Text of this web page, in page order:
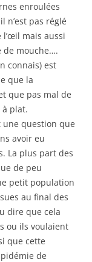
enroulées
n’est pas réglé
mais aussi
de mouche….
connais) est
que la
que pas mal de
à plat.
une question que
avoir eu
La plus part des
de peu
petit population
au final des
dire que cela
ou ils voulaient
que cette
de